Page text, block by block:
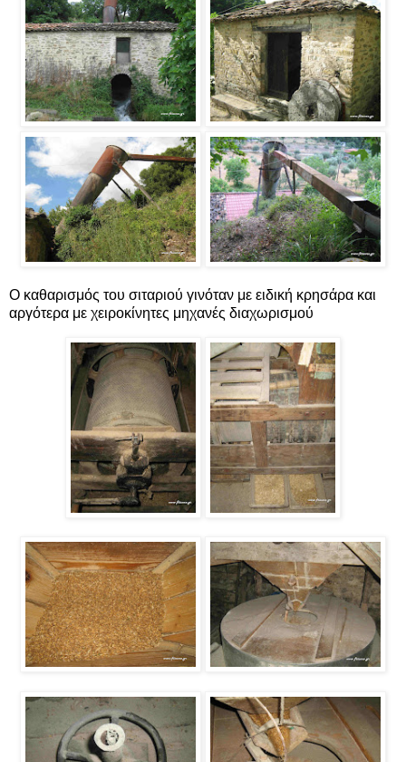
Ο καθαρισμός του σιταριού γινόταν με ειδική κρησάρα και
αργότερα με χειροκίνητες μηχανές διαχωρισμού